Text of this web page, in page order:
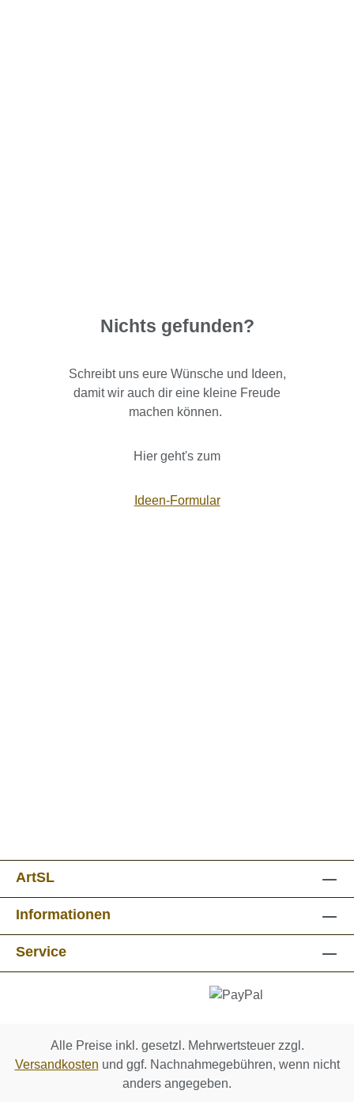
Nichts gefunden?
Schreibt uns eure Wünsche und Ideen,
damit wir auch dir eine kleine Freude
machen können.
Hier geht's zum
Ideen-Formular
ArtSL
Informationen
Service
Alle Preise inkl. gesetzl. Mehrwertsteuer zzgl.
Versandkosten und ggf. Nachnahmegebühren, wenn nicht
anders angegeben.